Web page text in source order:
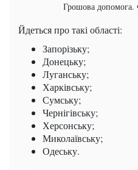
Грошова допомога.
Йдеться про такі області:
Запорізьку;
Донецьку;
Луганську;
Харківську;
Сумську;
Чернігівську;
Херсонську;
Миколаївську;
Одеську.